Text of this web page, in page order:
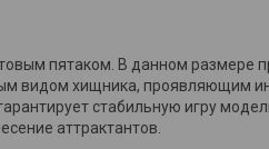
пятаком. В данном размере
видом хищника, проявляющим
стабильную игру
аттрактантов.